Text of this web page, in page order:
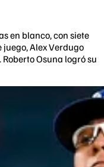
en blanco, con siete
juego, Alex Verdugo
Osuna logró su